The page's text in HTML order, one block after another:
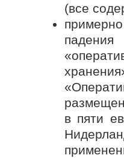
(все
в пяти